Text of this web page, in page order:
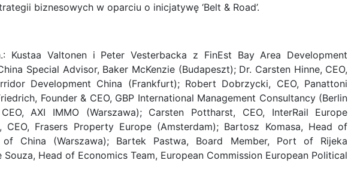
biznesowych w oparciu o inicjatywę ‘Belt & Road’.
Kustaa Valtonen i Peter Vesterbacka z FinEst Bay Area Development
Special Advisor, Baker McKenzie (Budapeszt); Dr. Carsten Hinne, CEO,
Development China (Frankfurt); Robert Dobrzycki, CEO, Panattoni
Founder & CEO, GBP International Management Consultancy (Berlin
AXI IMMO (Warszawa); Carsten Pottharst, CEO, InterRail Europe
CEO, Frasers Property Europe (Amsterdam); Bartosz Komasa, Head of
of China (Warszawa); Bartek Pastwa, Board Member, Port of Rijeka
Head of Economics Team, European Commission European Political